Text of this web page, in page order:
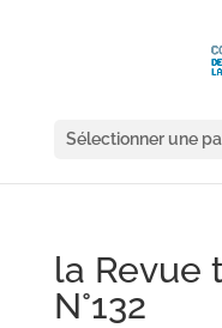
Sélectionner une
la Revue
N°132